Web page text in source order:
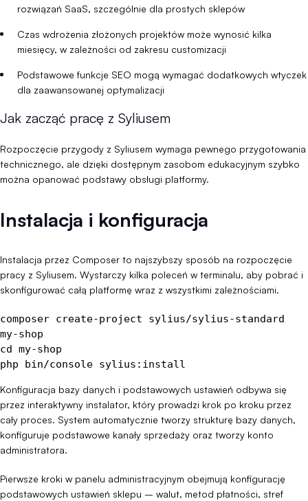
rozwiązań SaaS, szczególnie dla prostych sklepów
Czas wdrożenia złożonych projektów może wynosić kilka
miesięcy, w zależności od zakresu customizacji
Podstawowe funkcje SEO mogą wymagać dodatkowych wtyczek
dla zaawansowanej optymalizacji
Jak zacząć pracę z Syliusem
Rozpoczęcie przygody z Syliusem wymaga pewnego przygotowania
technicznego, ale dzięki dostępnym zasobom edukacyjnym szybko
można opanować podstawy obsługi platformy.
Instalacja i konfiguracja
Instalacja przez Composer to najszybszy sposób na rozpoczęcie
pracy z Syliusem. Wystarczy kilka poleceń w terminalu, aby pobrać i
skonfigurować całą platformę wraz z wszystkimi zależnościami.
composer create-project sylius/sylius-standard
my-shop
cd my-shop
php bin/console sylius:install
Konfiguracja bazy danych i podstawowych ustawień odbywa się
przez interaktywny instalator, który prowadzi krok po kroku przez
cały proces. System automatycznie tworzy strukturę bazy danych,
konfiguruje podstawowe kanały sprzedaży oraz tworzy konto
administratora.
Pierwsze kroki w panelu administracyjnym obejmują konfigurację
podstawowych ustawień sklepu – walut, metod płatności, stref